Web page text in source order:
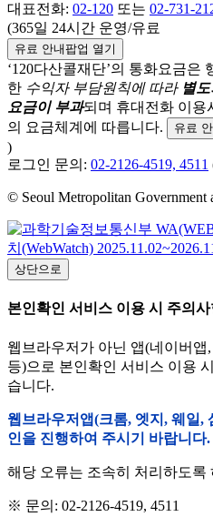
대표전화: 02-120 또는 02-731-
(365일 24시간 운영/유료
유료 안내팝업 열기
‘120다산콜재단’의 통화요금은
한 수익자 부담원칙에 따라 별
요금이 부과되며 휴대전화 이용
의 요금체계에 따릅니다.
유료
)
로그인 문의: 02-2126-4519, 4511
© Seoul Metropolitan Government
상단으로
본인확인 서비스 이용 시 주의사
웹브라우저가 아닌 앱(네이버앱
등)으로 본인확인 서비스 이용
습니다.
웹브라우저앱(크롬, 엣지, 웨일,
인을 진행하여 주시기 바랍니다.
해당 오류는 조속히 처리하도록
※ 문의: 02-2126-4519, 4511